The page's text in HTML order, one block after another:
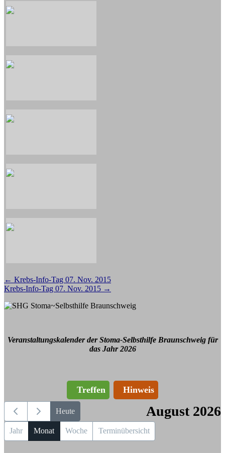
Beitragsnavigation
← Krebs-Info-Tag 07. Nov. 2015
Krebs-Info-Tag 07. Nov. 2015 →
Veranstaltungskalender der Stoma-Selbsthilfe Braunschweig für
das Jahr 2026
Treffen Hinweis
Heute August 2026
Jahr Monat Woche Terminübersicht